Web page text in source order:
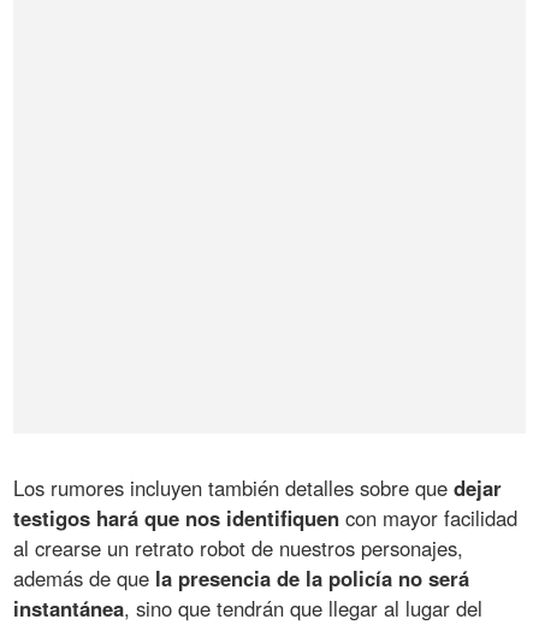
Los rumores incluyen también detalles sobre quedejar
testigos hará que nos identifiquen con mayor facilidad
al crearse un retrato robot de nuestros personajes,
además de que la presencia de la policía no será
instantánea, sino que tendrán que llegar al lugar del